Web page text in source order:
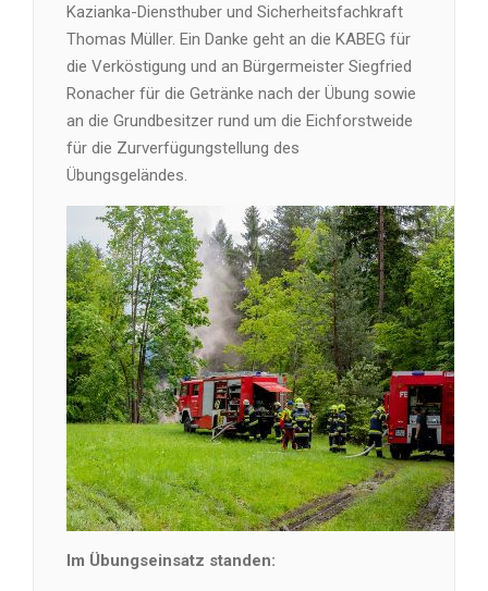
Kazianka-Diensthuber und Sicherheitsfachkraft
Thomas Müller. Ein Danke geht an die KABEG für
die Verköstigung und an Bürgermeister Siegfried
Ronacher für die Getränke nach der Übung sowie
an die Grundbesitzer rund um die Eichforstweide
für die Zurverfügungstellung des
Übungsgeländes.
Im Übungseinsatz standen: